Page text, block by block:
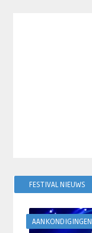
FESTIVAL NIEUWS
AANKONDIGINGEN